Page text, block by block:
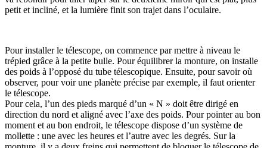
petit et incliné, et la lumière finit son trajet dans l’oculaire.
Pour installer le télescope, on commence par mettre à niveau le
trépied grâce à la petite bulle. Pour équilibrer la monture, on installe
des poids à l’opposé du tube télescopique. Ensuite, pour savoir où
observer, pour voir une planète précise par exemple, il faut orienter
le télescope.
Pour cela, l’un des pieds marqué d’un « N » doit être dirigé en
direction du nord et aligné avec l’axe des poids. Pour pointer au bon
moment et au bon endroit, le télescope dispose d’un système de
mollette : une avec les heures et l’autre avec les degrés. Sur la